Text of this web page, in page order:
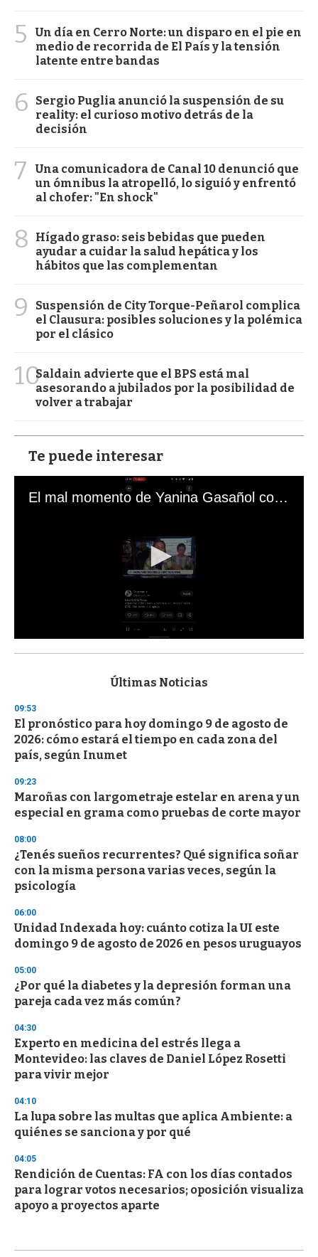
5
Un día en Cerro Norte: un disparo en el pie en
medio de recorrida de El País y la tensión
latente entre bandas
6
Sergio Puglia anunció la suspensión de su
reality: el curioso motivo detrás de la
decisión
7
Una comunicadora de Canal 10 denunció que
un ómnibus la atropelló, lo siguió y enfrentó
al chofer: "En shock"
8
Hígado graso: seis bebidas que pueden
ayudar a cuidar la salud hepática y los
hábitos que las complementan
9
Suspensión de City Torque-Peñarol complica
el Clausura: posibles soluciones y la polémica
por el clásico
10Saldain advierte que el BPS está mal
asesorando a jubilados por la posibilidad de
volver a trabajar
Te puede interesar
El mal momento de Yanina Gasañol con un hincha argentino en "Subrayado"
s
d
s
o
f
3
s
e
c
o
d
Últimas Noticias
09:53
El pronóstico para hoy domingo 9 de agosto de
2026: cómo estará el tiempo en cada zona del
país, según Inumet
09:23
Maroñas con largometraje estelar en arena y un
especial en grama como pruebas de corte mayor
08:00
¿Tenés sueños recurrentes? Qué significa soñar
con la misma persona varias veces, según la
psicología
06:00
Unidad Indexada hoy: cuánto cotiza la UI este
domingo 9 de agosto de 2026 en pesos uruguayos
05:00
¿Por qué la diabetes y la depresión forman una
pareja cada vez más común?
04:30
Experto en medicina del estrés llega a
Montevideo: las claves de Daniel López Rosetti
para vivir mejor
04:10
La lupa sobre las multas que aplica Ambiente: a
quiénes se sanciona y por qué
04:05
Rendición de Cuentas: FA con los días contados
para lograr votos necesarios; oposición visualiza
apoyo a proyectos aparte